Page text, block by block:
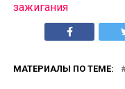
зажигания
МАТЕРИАЛЫ ПО ТЕМЕ: